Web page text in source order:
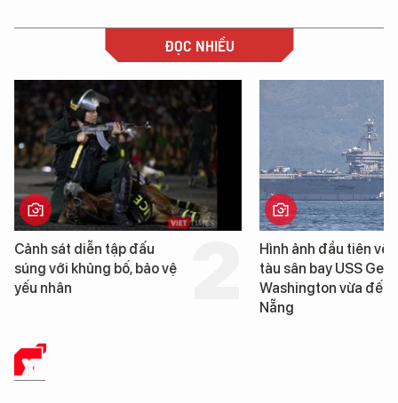
ĐỌC NHIỀU
Hình ảnh đầu tiên về siêu
tàu sân bay USS George
Washington vừa đến Đà
Cận cảnh chiến hạm
tống tàu sân bay USS
George Washington
Đà Nẵng
XE